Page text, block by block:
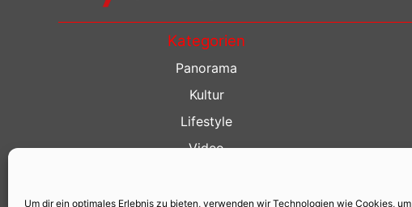
Um dir ein optimales Erlebnis zu bieten, verwenden wir Technologien wie Cookies, um
Kategorien
Panorama
Kultur
Lifestyle
Video
Kino Guide